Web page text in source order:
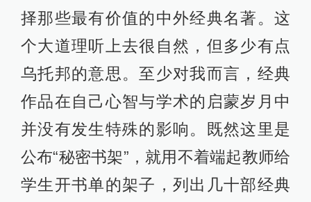
择那些最有价值的中外经典名著。这
个大道理听上去很自然，但多少有点
乌托邦的意思。至少对我而言，经典
作品在自己心智与学术的启蒙岁月中
并没有发生特殊的影响。既然这里是
公布“秘密书架”，就用不着端起教师给
学生开书单的架子，列出几十部经典